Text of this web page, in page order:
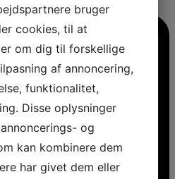
bruger
cookies, til at
om dig til forskellige
af annoncering,
funktionalitet,
Disse oplysninger
og
kan kombinere dem
har givet dem eller